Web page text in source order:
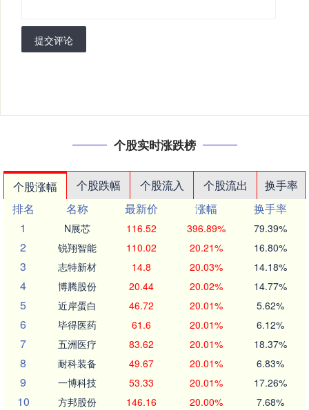
提交评论
个股实时涨跌榜
个股涨幅 个股跌幅 个股流入 个股流出
换手率
排名
名称 最新价 涨幅
换手率
1
N展芯 116.52 396.89% 79.39%
2 锐翔智能 110.02 20.21% 16.80%
3 志特新材 14.8 20.03% 14.18%
4 博腾股份 20.44 20.02% 14.77%
5 近岸蛋白 46.72 20.01% 5.62%
6 毕得医药 61.6 20.01% 6.12%
7 五洲医疗 83.62 20.01% 18.37%
8 耐科装备 49.67 20.01% 6.83%
9 一博科技 53.33 20.01% 17.26%
10 方邦股份 146.16 20.00% 7.68%